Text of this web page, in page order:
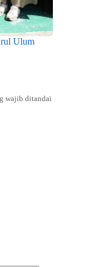
Ulum
wajib ditandai